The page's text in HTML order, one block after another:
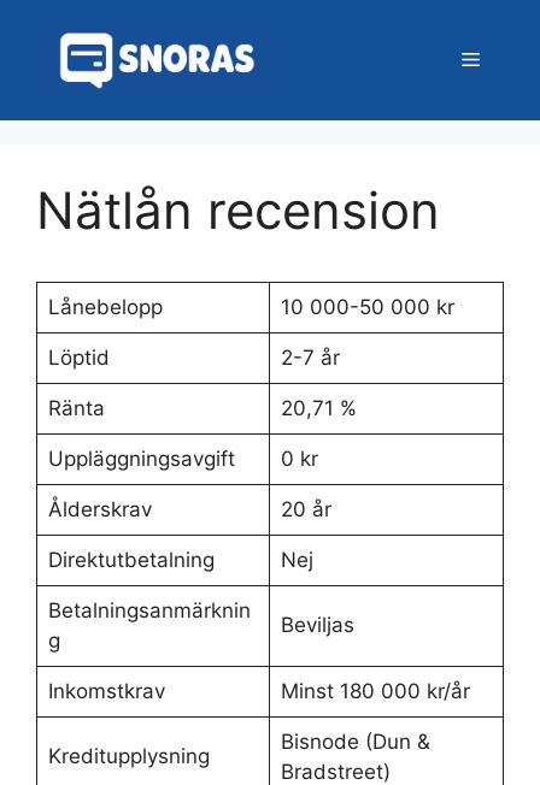
innehåll
Meny
Nätlån recension
Lånebelopp 10 000-50 000 kr
Löptid 2-7 år
Ränta 20,71 %
Uppläggningsavgift 0 kr
Ålderskrav 20 år
Direktutbetalning Nej
Betalningsanmärknin
g
Beviljas
Inkomstkrav Minst 180 000 kr/år
Kreditupplysning
Bisnode (Dun &
Bradstreet)